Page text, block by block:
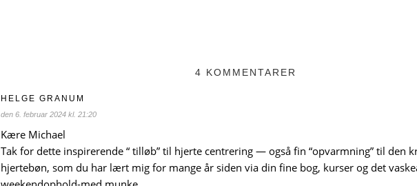
4 KOMMENTARER
HELGE GRANUM
den 6. februar 2024 kl. 21:20
Kære Michael
Tak for dette inspirerende “ tilløb” til hjerte centrering — også fin “opvarmning” til den
hjertebøn, som du har lært mig for mange år siden via din fine bog, kurser og det